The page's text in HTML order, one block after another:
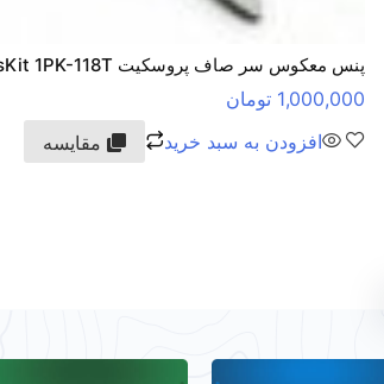
پنس معکوس سر صاف پروسکیت ProsKit 1PK-118T
1,000,000 تومان
افزودن به سبد خرید
مقایسه